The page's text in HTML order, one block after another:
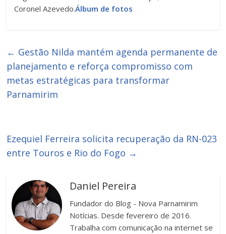
Coronel Azevedo.Álbum de fotos
← Gestão Nilda mantém agenda permanente de
planejamento e reforça compromisso com
metas estratégicas para transformar
Parnamirim
Ezequiel Ferreira solicita recuperação da RN-023
entre Touros e Rio do Fogo →
Daniel Pereira
Fundador do Blog - Nova Parnamirim
Notícias. Desde fevereiro de 2016.
Trabalha com comunicação na internet se